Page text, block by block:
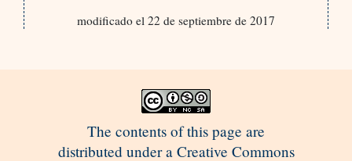
modificado el 22 de septiembre de 2017
The contents of this page are
distributed under a Creative Commons